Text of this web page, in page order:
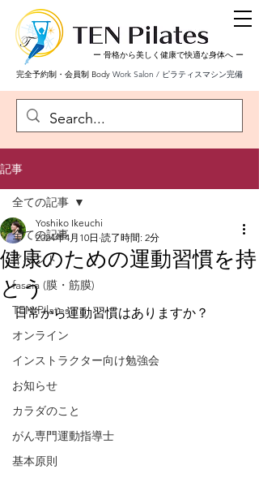
ー 骨格から美しく健康で快適な身体へ ー
完全予約制・会員制 Body Work Salon / ピラティスマシン完備
記事
全ての記事
イベント
fascia (膜・筋膜)
TEN Pilates
オンライン
インストラクター向け勉強会
お知らせ
カラダのこと
がん専門運動指導士
基本原則
全ての記事
健康のための運動習慣を持
とう
Yoshiko Ikeuchi
2024年4月10日 読了時間: 2分
日常から運動習慣はありますか？